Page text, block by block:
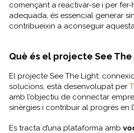
començant a reactivar-se i per
adequada, és essencial generar
contribueixin a aconseguir
Què és el projecte See The
El projecte See The Light:
solucions, està desenvolupat per
amb l’objectiu de connectar
sinèrgies i contribuir al progrés en
Es tracta d’una plataforma amb